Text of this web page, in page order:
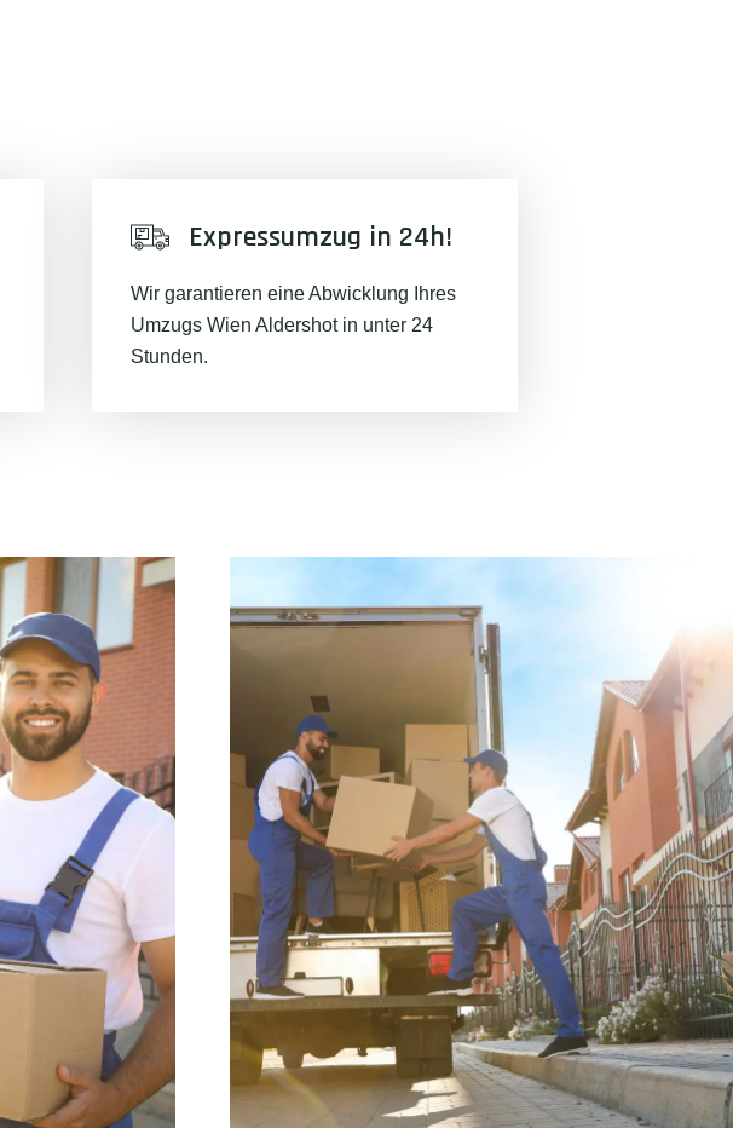
Expressumzug in 24h!
Wir garantieren eine Abwicklung Ihres
Umzugs Wien Aldershot in unter 24
Stunden.